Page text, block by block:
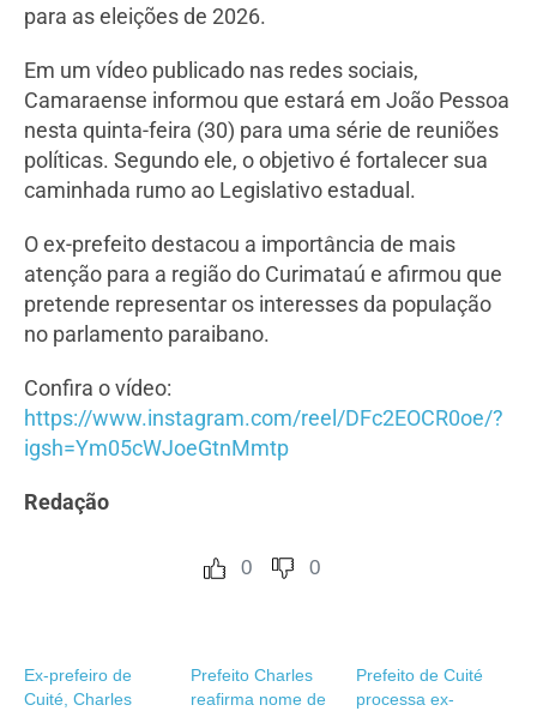
para as eleições de 2026.
Em um vídeo publicado nas redes sociais,
Camaraense informou que estará em João Pessoa
nesta quinta-feira (30) para uma série de reuniões
políticas. Segundo ele, o objetivo é fortalecer sua
caminhada rumo ao Legislativo estadual.
O ex-prefeito destacou a importância de mais
atenção para a região do Curimataú e afirmou que
pretende representar os interesses da população
no parlamento paraibano.
Confira o vídeo:
https://www.instagram.com/reel/DFc2EOCR0oe/?
igsh=Ym05cWJoeGtnMmtp
Redação
0 0
Ex-prefeiro de
Cuité, Charles
Prefeito Charles
reafirma nome de
Prefeito de Cuité
processa ex-